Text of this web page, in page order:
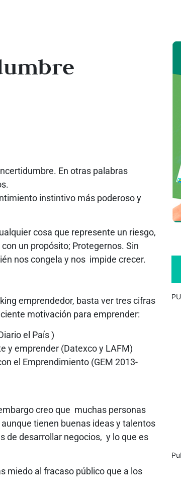
En otras palabras
instintivo más poderoso y
cosa que represente un riesgo,
un propósito; Protegernos. Sin
nos congela y nos impide crecer.
emprendedor, basta ver tres cifras
motivación para emprender:
el País )
y emprender (Datexco y LAFM)
el Emprendimiento (GEM 2013-
creo que muchas personas
tienen buenas ideas y talentos
de desarrollar negocios, y lo que es
miedo al fracaso público que a los